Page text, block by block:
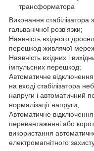
трансформатора
Виконання
гальванічної розв'язки;
Наявність вхідного
перешкод живлячої
Наявність вхідних і
імпульсних перешкод;
Автоматичне
на вході стабілізатора
напруги і автоматичний
нормалізації напруги;
Автоматичне
перевантаженні або
використання
електромагнітного